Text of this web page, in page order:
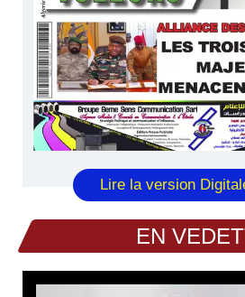
Lire la version
EN